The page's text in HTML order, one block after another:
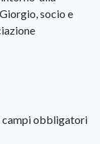
socio e
campi obbligatori